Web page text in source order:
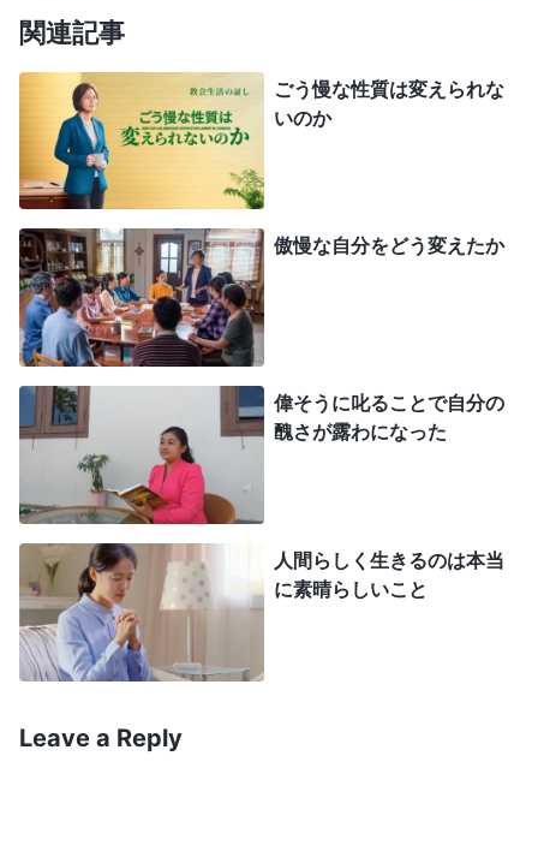
ていたのに、私はまだ反省しなかったのです。それ
あると思っていました。だから自分が教会の仕事を
管理しなければならないのだ、と。私はさらに横柄
で傲慢になりました。同労者が話し合い中に異なる
提案をすれば、提案を求めないばかりか、却下する
こともよくありました。こう思ってた。「あなたに
何がわかるの？ 長年リーダーをしている私のほう
がわかっている」ついに私は教会の仕事のすべてに
最終的な判断を下すようになりました。その後神
は、私を取り扱う状況を起こしました。本分におい
て壁にぶつかり続けるようになったの。私は人々と
の面会する約束を破り、原則に沿わない人を任命し
ていました。リーダーは私の間違いを指摘し、私を
取り扱い、刈り込みました。これらの事態に直面し
ても、私はまだ反省せず、これから気を付けなけれ
ばと思っただけでした。同労者が私に警告しまし
た。「なぜ問題が起こったかを反省すべきではあり
ではないし、誰もが間違いを犯す。すべてを反省す
関連記事
ごう慢な性質は変えられな
いのか
傲慢な自分をどう変えたか
偉そうに叱ることで自分の
醜さが露わになった
人間らしく生きるのは本当
に素晴らしいこと
Leave a Reply